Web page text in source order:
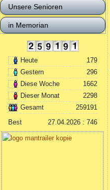
Unsere Senioren
in Memorian
Heute
179
Gestern
296
Diese Woche
1662
Dieser Monat
2298
Gesamt
259191
Best
27.04.2026 : 746